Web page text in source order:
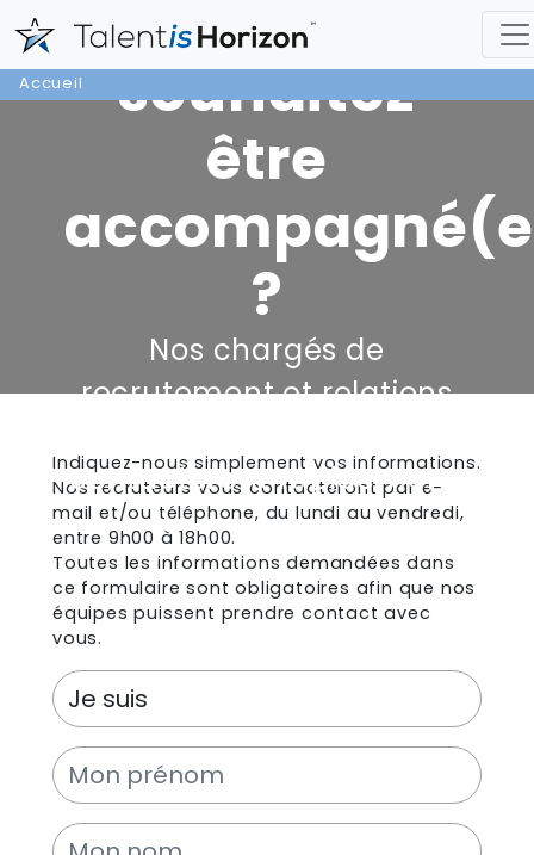
Accueil
Vous
souhaitez
être
?
Nos chargés de
recrutement et relations
contacteront rapidement.
Indiquez-nous simplement vos informations.
Nos recruteurs vous contacteront par e-
mail et/ou téléphone, du lundi au vendredi,
entre 9h00 à 18h00.
Toutes les informations demandées dans
ce formulaire sont obligatoires afin que nos
équipes puissent prendre contact avec
vous.